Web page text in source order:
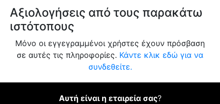
Αξιολογήσεις από τους παρακάτω
ιστότοπους
Μόνο οι εγγεγραμμένοι χρήστες έχουν πρόσβαση
σε αυτές τις πληροφορίες. Κάντε κλικ εδώ για να
συνδεθείτε.
Αυτή είναι η εταιρεία σας?